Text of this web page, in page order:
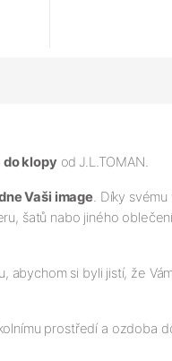
do klopyod J.L.TOMAN.
Vaši image. Díky svému
šatů nabo jiného
abychom si byli jistí, že
prostředí a ozdoba